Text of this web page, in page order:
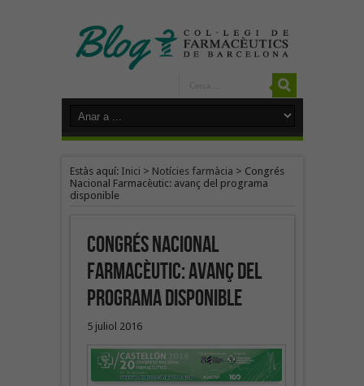
Estàs aquí: Inici > Notícies farmàcia > Congrés
Nacional Farmacèutic: avanç del programa
disponible
Congrés Nacional
Farmacèutic: avanç del
programa disponible
5 juliol 2016